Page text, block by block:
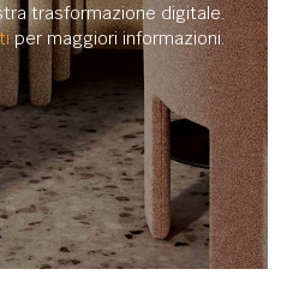
trasformazione digitale.
per maggiori informazioni.